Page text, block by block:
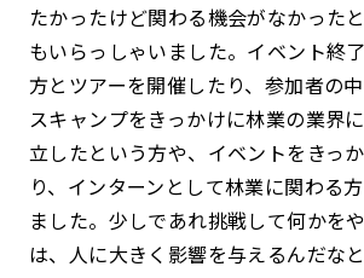
たかったけど関わる機会がなかった
もいらっしゃいました。イベント終
方とツアーを開催したり、参加者の
スキャンプをきっかけに林業の業界
立したという方や、イベントをきっ
り、インターンとして林業に関わる
ました。少しであれ挑戦して何かを
は、人に大きく影響を与えるんだな